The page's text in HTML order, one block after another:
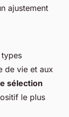
ajustement
de vie et aux
sélection
le plus